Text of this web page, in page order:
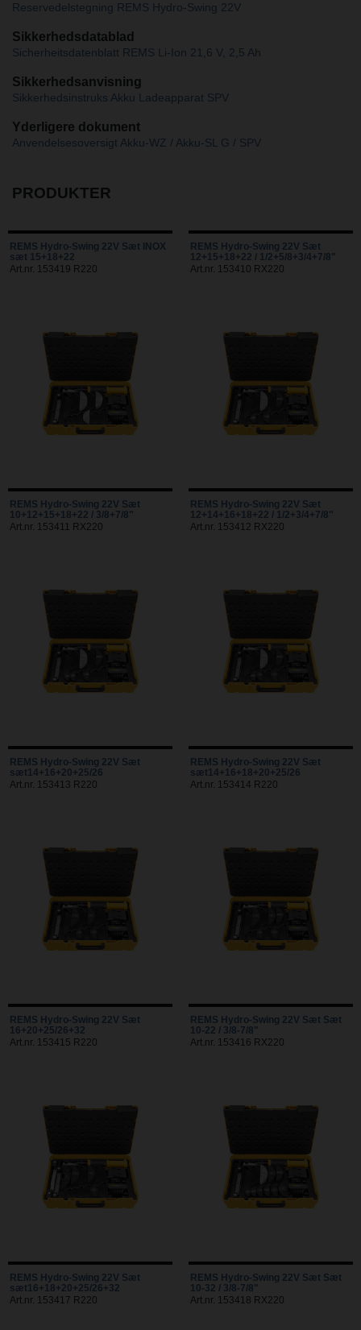
Reservedelstegning REMS Hydro-Swing 22V
Sikkerhedsdatablad
Sicherheitsdatenblatt REMS Li-Ion 21,6 V, 2,5 Ah
Sikkerhedsanvisning
Sikkerhedsinstruks Akku Ladeapparat SPV
Yderligere dokument
Anvendelsesoversigt Akku-WZ / Akku-SL G / SPV
PRODUKTER
REMS Hydro-Swing 22V Sæt INOX
sæt 15+18+22
Art.nr. 153419 R220
REMS Hydro-Swing 22V Sæt
12+15+18+22 / 1/2+5/8+3/4+7/8"
Art.nr. 153410 RX220
REMS Hydro-Swing 22V Sæt
10+12+15+18+22 / 3/8+7/8"
Art.nr. 153411 RX220
REMS Hydro-Swing 22V Sæt
12+14+16+18+22 / 1/2+3/4+7/8"
Art.nr. 153412 RX220
REMS Hydro-Swing 22V Sæt
sæt14+16+20+25/26
Art.nr. 153413 R220
REMS Hydro-Swing 22V Sæt
sæt14+16+18+20+25/26
Art.nr. 153414 R220
REMS Hydro-Swing 22V Sæt
16+20+25/26+32
Art.nr. 153415 R220
REMS Hydro-Swing 22V Sæt Sæt
10-22 / 3/8-7/8"
Art.nr. 153416 RX220
REMS Hydro-Swing 22V Sæt
sæt16+18+20+25/26+32
Art.nr. 153417 R220
REMS Hydro-Swing 22V Sæt Sæt
10-32 / 3/8-7/8"
Art.nr. 153418 RX220